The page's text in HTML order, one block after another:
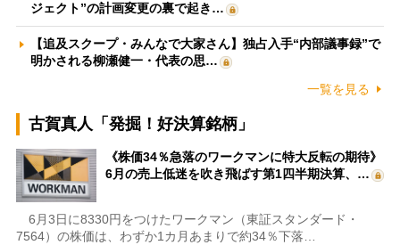
ジェクト”の計画変更の裏で起き…
【追及スクープ・みんなで大家さん】独占入手“内部議事録”で
明かされる柳瀬健一・代表の思…
一覧を見る
古賀真人「発掘！好決算銘柄」
《株価34％急落のワークマンに特大反転の期待》
6月の売上低迷を吹き飛ばす第1四半期決算、…
6月3日に8330円をつけたワークマン（東証スタンダード・
7564）の株価は、わずか1カ月あまりで約34％下落…